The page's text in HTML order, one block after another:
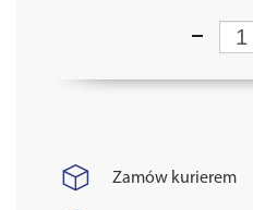
Zamów kurierem